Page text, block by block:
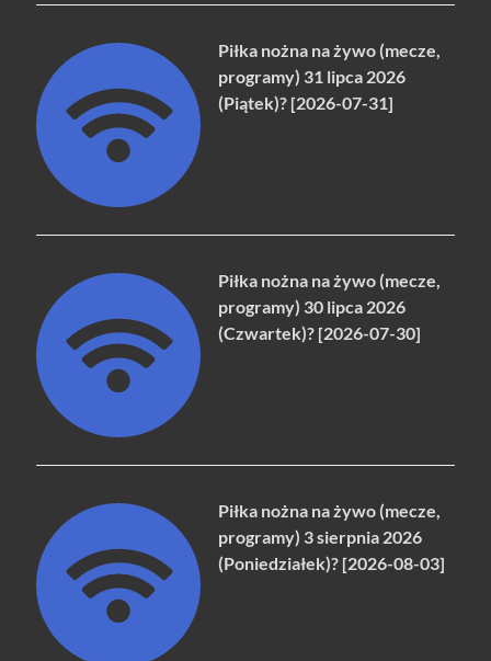
Piłka nożna na żywo (mecze,
programy) 31 lipca 2026
(Piątek)? [2026-07-31]
Piłka nożna na żywo (mecze,
programy) 30 lipca 2026
(Czwartek)? [2026-07-30]
Piłka nożna na żywo (mecze,
programy) 3 sierpnia 2026
(Poniedziałek)? [2026-08-03]